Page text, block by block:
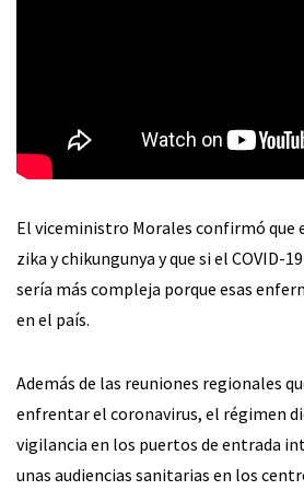
El viceministro Morales confirmó que
zika y chikungunya y que si el COVID-
sería más compleja porque esas
en el país.
Además de las reuniones regionales
enfrentar el coronavirus, el régimen
vigilancia en los puertos de entrada
unas audiencias sanitarias en los